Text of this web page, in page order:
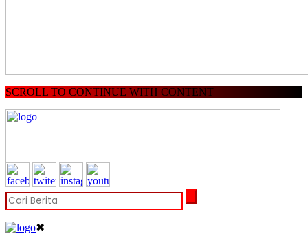
SCROLL TO CONTINUE WITH CONTENT
✖